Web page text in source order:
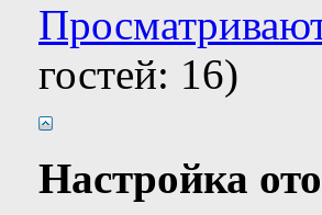
гостей: 16)
Настройка